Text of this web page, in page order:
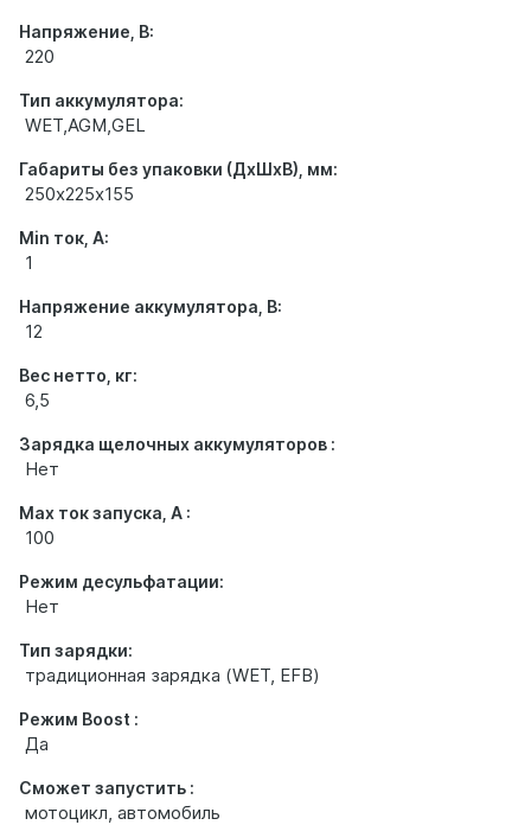
Напряжение, В:
220
Тип аккумулятора:
WET,AGM,GEL
Габариты без упаковки (ДхШхВ), мм:
250х225х155
Min ток, А:
1
Напряжение аккумулятора, В:
12
Вес нетто, кг:
6,5
Зарядка щелочных аккумуляторов :
Нет
Max ток запуска, А :
100
Режим десульфатации:
Нет
Тип зарядки:
традиционная зарядка (WET, EFB)
Режим Boost :
Да
Сможет запустить :
мотоцикл, автомобиль